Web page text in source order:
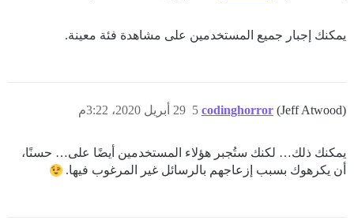
يمكنك إجبار جميع المستخدمين على مشاهدة فئة معينة.
codinghorror (Jeff Atwood) 29 أبريل 2020، 3:22م 5
يمكنك ذلك… لكنك ستُجبر هؤلاء المستخدمين أيضًا على… حسنًا،
أن يكرهوك بسبب إزعاجهم بالرسائل غير المرغوب فيها.